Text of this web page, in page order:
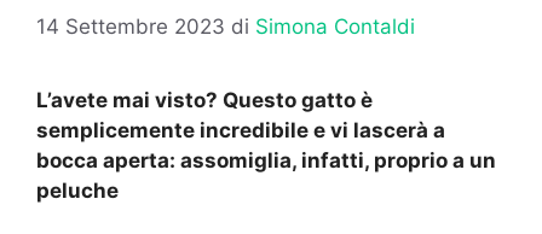
14 Settembre 2023 di Simona Contaldi
L’avete mai visto? Questo gatto è
semplicemente incredibile e vi lascerà a
bocca aperta: assomiglia, infatti, proprio a un
peluche